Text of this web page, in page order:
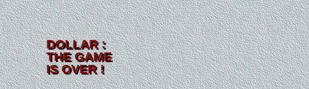
DOLLAR :
THE GAME
IS OVER !